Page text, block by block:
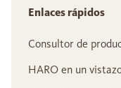
Enlaces rápidos
Consultor de
HARO en un